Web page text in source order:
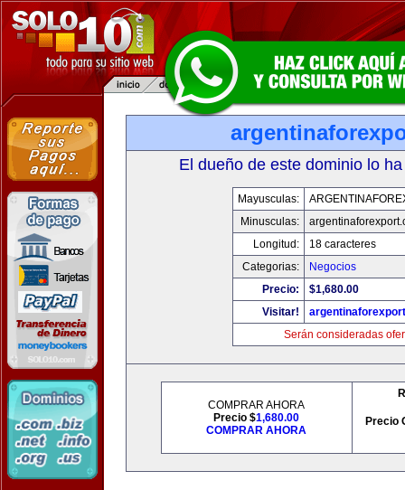
El dueño de este dominio lo
Mayusculas:
Minusculas:
Longitud:
18 caracteres
Categorias:
Negocios
Precio:
$1,680.00
Visitar!
Serán consideradas
COMPRAR AHORA
Precio $1,680.00
COMPRAR AHORA
Precio